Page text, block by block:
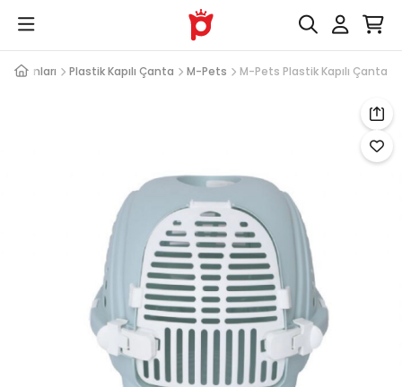
Plastik Kapılı Çanta M-Pets M-Pets Plastik Kapılı Çanta